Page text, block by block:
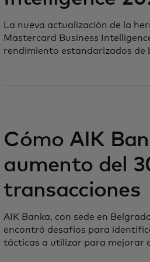
La nueva actualización de la
Mastercard Business
rendimiento estandarizados de
Cómo AIK
aumento del
transacciones
AIK Banka, con sede en
encontró desafíos para
tácticas a utilizar para mejorar